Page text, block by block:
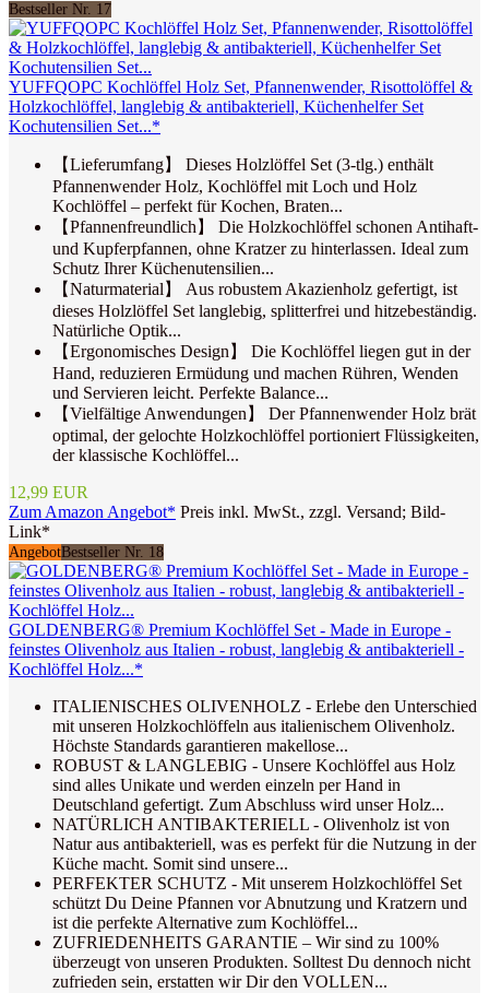
Bestseller Nr. 17
YUFFQOPC Kochlöffel Holz Set, Pfannenwender, Risottolöffel &
Holzkochlöffel, langlebig & antibakteriell, Küchenhelfer Set
Kochutensilien Set...*
【Lieferumfang】 Dieses Holzlöffel Set (3-tlg.) enthält
Pfannenwender Holz, Kochlöffel mit Loch und Holz
Kochlöffel – perfekt für Kochen, Braten...
【Pfannenfreundlich】 Die Holzkochlöffel schonen Antihaft-
und Kupferpfannen, ohne Kratzer zu hinterlassen. Ideal zum
Schutz Ihrer Küchenutensilien...
【Naturmaterial】 Aus robustem Akazienholz gefertigt, ist
dieses Holzlöffel Set langlebig, splitterfrei und hitzebeständig.
Natürliche Optik...
【Ergonomisches Design】 Die Kochlöffel liegen gut in der
Hand, reduzieren Ermüdung und machen Rühren, Wenden
und Servieren leicht. Perfekte Balance...
【Vielfältige Anwendungen】 Der Pfannenwender Holz brät
optimal, der gelochte Holzkochlöffel portioniert Flüssigkeiten,
der klassische Kochlöffel...
12,99 EUR
Zum Amazon Angebot* Preis inkl. MwSt., zzgl. Versand; Bild-
Link*
AngebotBestseller Nr. 18
GOLDENBERG® Premium Kochlöffel Set - Made in Europe -
feinstes Olivenholz aus Italien - robust, langlebig & antibakteriell -
Kochlöffel Holz...*
ITALIENISCHES OLIVENHOLZ - Erlebe den Unterschied
mit unseren Holzkochlöffeln aus italienischem Olivenholz.
Höchste Standards garantieren makellose...
ROBUST & LANGLEBIG - Unsere Kochlöffel aus Holz
sind alles Unikate und werden einzeln per Hand in
Deutschland gefertigt. Zum Abschluss wird unser Holz...
NATÜRLICH ANTIBAKTERIELL - Olivenholz ist von
Natur aus antibakteriell, was es perfekt für die Nutzung in der
Küche macht. Somit sind unsere...
PERFEKTER SCHUTZ - Mit unserem Holzkochlöffel Set
schützt Du Deine Pfannen vor Abnutzung und Kratzern und
ist die perfekte Alternative zum Kochlöffel...
ZUFRIEDENHEITS GARANTIE – Wir sind zu 100%
überzeugt von unseren Produkten. Solltest Du dennoch nicht
zufrieden sein, erstatten wir Dir den VOLLEN...